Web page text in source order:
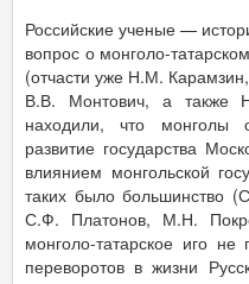
Российские ученые —
вопрос о монголо-
(отчасти уже Н.М.
В.В. Монтович, а также
находили, что монголы
развитие государства
влиянием монгольской
таких было большинство
С.Ф. Платонов, М.Н.
монголо-татарское иго не
переворотов в жизни